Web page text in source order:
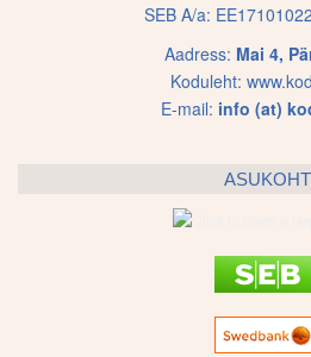
SEB A/a:
Aadress: Mai 4,
Koduleht:
E-mail: info (at)
ASUKOHT